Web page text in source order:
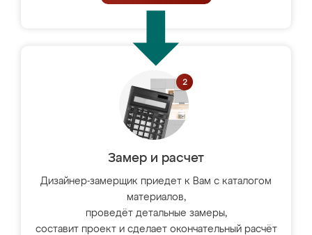
Замер и расчет
Дизайнер-замерщик приедет к Вам с каталогом
материалов,
проведёт детальные замеры,
составит проект и сделает окончательный расчёт